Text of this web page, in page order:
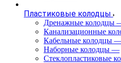
Пластиковые колодцы
Дренажные колодцы
Канализационные
Кабельные колодцы
Наборные колодцы —
Стеклопластиковые